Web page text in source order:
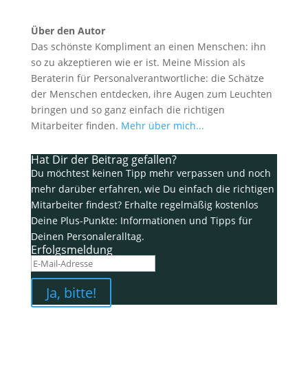
Über den Autor
Das schönste Kompliment an einen Menschen: ihn
so zu akzeptieren wie er ist. Meine Mission als
Beraterin für Personalverantwortliche: die Schätze
der Menschen entdecken, ihre Augen zum Leuchten
bringen und so ganz einfach die richtigen
Mitarbeiter finden. Mehr über mich...
Hat Dir der Beitrag gefallen?
Du möchtest keinen Tipp mehr verpassen und noch
mehr darüber erfahren, wie Du einfach die richtigen
Mitarbeiter findest? Erhalte regelmäßig kostenlos
Deine Plus-Punkte: Informationen und Tipps für
Deinen Personaleralltag.
Erfolgsmeldung
Ja, bitte!